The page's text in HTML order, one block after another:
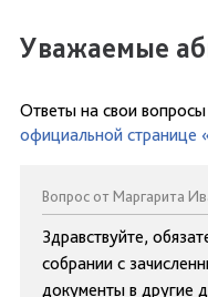
Уважаемые
Ответы на свои
официальной странице
Вопрос от Маргарита
Здравствуйте,
собрании с
документы в другие